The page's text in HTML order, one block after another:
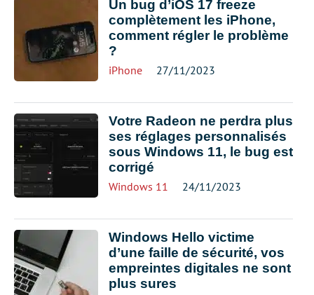
Un bug d’iOS 17 freeze
complètement les iPhone,
comment régler le problème
?
iPhone 27/11/2023
Votre Radeon ne perdra plus
ses réglages personnalisés
sous Windows 11, le bug est
corrigé
Windows 11 24/11/2023
Windows Hello victime
d’une faille de sécurité, vos
empreintes digitales ne sont
plus sures